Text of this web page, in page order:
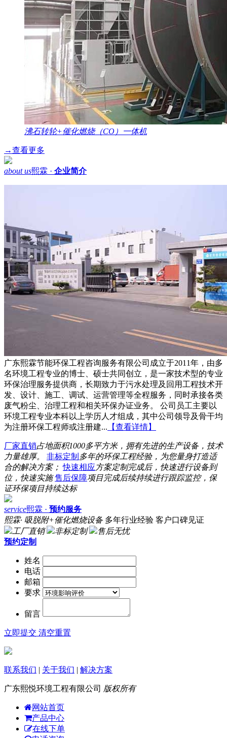
沸石转轮+催化燃烧（CO）一体机
→查看更多
about us熙霖 · 企业简介
广东熙霖节能环保工程咨询服务有限公司成立于2011年，由多
名环境工程专业的博士、硕士共同创立，是一家技术型的专业
环保治理服务提供商，长期致力于污水处理及回用工程技术开
发、设计、施工、调试、运营管理等全程服务，同时承接各类
废气粉尘、治理工程和相关环保办证业务。 公司员工主要以
环境工程专业本科以上学历人才组成，其中公司领导及骨干均
为注册环保工程师或注册建... 【查看详情】
厂家直销占地面积1000多平方米，拥有先进的生产设备，技术
力量雄厚。
非标定制 多年的环保工程经验，为您量身打造适
合的解决方案； 快速相应方案定制完成后，快速进行设备到
位，快速实施 售后保障项目完成后续持续进行跟踪监控，保
证环保项目持续达标
service熙霖 · 预约服务
熙霖· 吸脱附+催化燃烧设备 多年行业经验 客户口碑见证
工厂直销
非标定制
售后无忧
预约定制
姓名
电话
邮箱
要求
留言
立即提交 清空重置
联系我们 | 关于我们 | 解决方案
广东熙悦环境工程有限公司 版权所有
网站首页
产品中心
在线下单